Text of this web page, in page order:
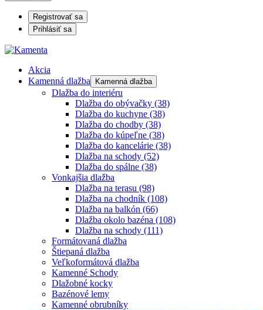
Registrovať sa
Prihlásiť sa
Akcia
Kamenná dlažba
Kamenná dlažba
Dlažba do interiéru
Dlažba do obývačky (38)
Dlažba do kuchyne (38)
Dlažba do chodby (38)
Dlažba do kúpeľne (38)
Dlažba do kancelárie (38)
Dlažba na schody (52)
Dlažba do spálne (38)
Vonkajšia dlažba
Dlažba na terasu (98)
Dlažba na chodník (108)
Dlažba na balkón (66)
Dlažba okolo bazéna (108)
Dlažba na schody (111)
Formátovaná dlažba
Štiepaná dlažba
Veľkoformátová dlažba
Kamenné Schody
Dlažobné kocky
Bazénové lemy
Kamenné obrubníky